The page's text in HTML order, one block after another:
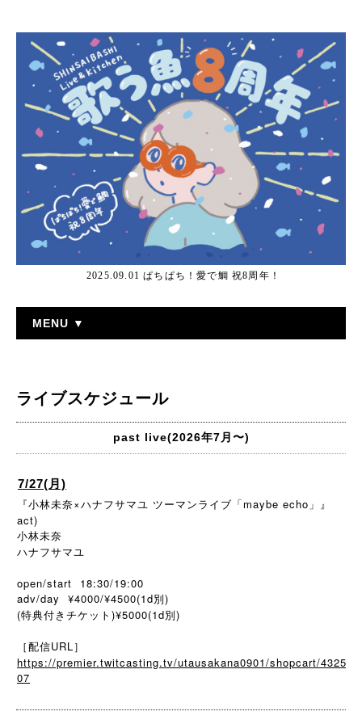
2025.09.01 ぱちぱち！愛で鯛 祝8周年！
MENU ▼
ライブスケジュール
past live(2026年7月〜)
7/27(月)
『小林未奈×ハナフサマユ ツーマンライブ「maybe echo」』
act)
小林未奈
ハナフサマユ
open/start 18:30/19:00
adv/day ¥4000/¥4500(1d別)
(特典付きチケット)¥5000(1d別)
［配信URL］
https://premier.twitcasting.tv/utausakana0901/shopcart/4325
07